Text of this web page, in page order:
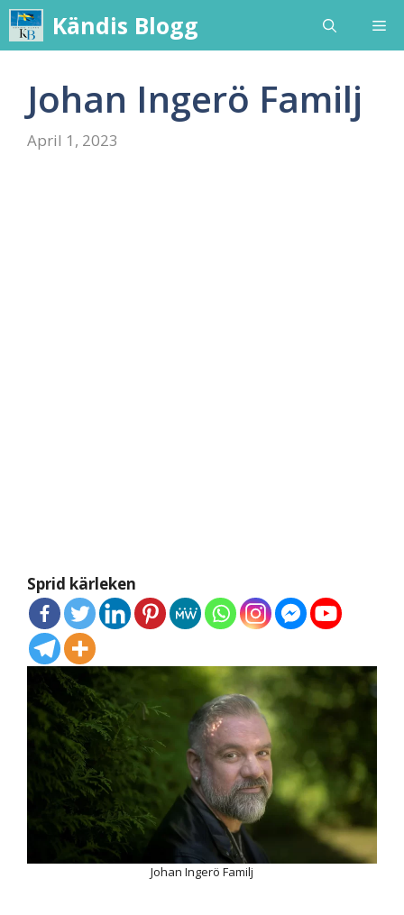
Skip
to
content
Kändis Blogg
Johan Ingerö Familj
April 1, 2023
Sprid kärleken
Johan Ingerö Familj